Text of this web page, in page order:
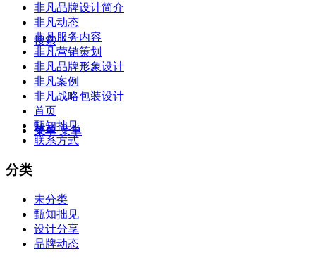
搜索
菜单 菜单
非凡品牌设计简介
非凡动态
非凡服务内容
非凡营销策划
非凡品牌形象设计
非凡案例
非凡战略包装设计
首页
甄知拙见
联系方式
分类
未分类
甄知拙见
设计分享
品牌动态